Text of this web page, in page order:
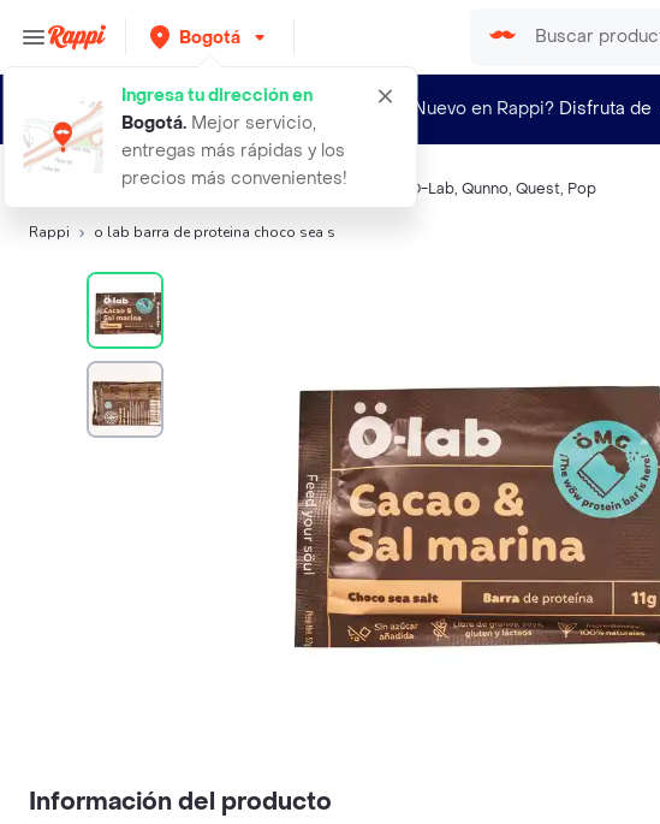
Bogotá
Ingresa tu dirección en
Bogotá. Mejor servicio,
entregas más rápidas y los
precios más convenientes!
¿Nuevo en Rappi? Disfruta de
Búsquedas relacionadas:Barras de cereal y granola O-Lab, Qunno, Quest, Pop
Rappi o lab barra de proteina choco sea s
Información del producto